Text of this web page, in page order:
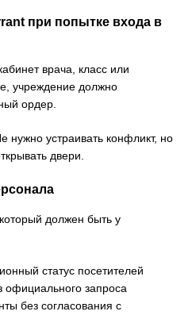
при попытке входа в
врача, класс или
учреждение должно
ордер.
нужно устраивать конфликт, но
двери.
должен быть у
статус посетителей
официального запроса
без согласования с